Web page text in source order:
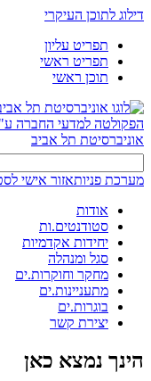
דילוג לתוכן העיקרי
תפריט עליון
תפריט ראשי
תוכן ראשי
הפקולטה למדעי החברה
אוניברסיטת תל אביב
מערכת פניותאזור אישי
אודות
סטודנטים.ות
יחידות אקדמיות
סגל ומנהלה
מחקר וחוקרות.ים
מתעניינות.ים
בוגרות.ים
יצירת קשר
הינך נמצא כאן